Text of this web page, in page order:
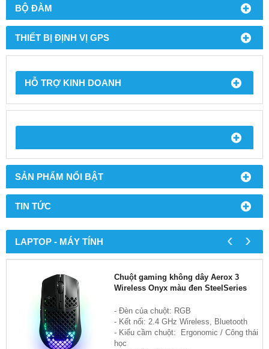
BỘ ĐÀM
THIẾT BỊ ĐỊNH VỊ GPS
HỖ TRỢ KINH DOANH
SẢN PHẨM NỔI BẬT
TIN TỨC
LAPTOP - MÁY TÍNH
Chuột gaming không dây Aerox 3
Wireless Onyx màu đen SteelSeries
- Đèn của chuột: RGB
- Kết nối: 2.4 GHz Wireless, Bluetooth
- Kiểu cầm chuột: Ergonomic / Công thái
học
‹ ›